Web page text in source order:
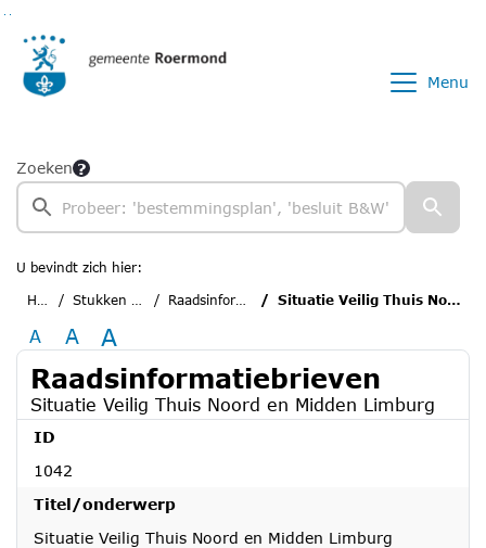
Menu
Zoeken
U bevindt zich hier:
Home
Stukken van de raad Raadsinformatiebrieven Situatie Veilig Thuis Noord en Midden Limburg
A A A
Raadsinformatiebrieven
Situatie Veilig Thuis Noord en Midden Limburg
ID
1042
Titel/onderwerp
Situatie Veilig Thuis Noord en Midden Limburg